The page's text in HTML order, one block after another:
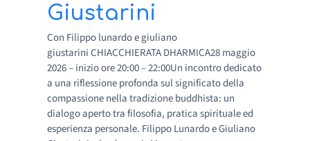
Giustarini
Con Filippo lunardo e giuliano
giustarini CHIACCHIERATA DHARMICA28 maggio
2026 – inizio ore 20:00 – 22:00Un incontro dedicato
a una riflessione profonda sul significato della
compassione nella tradizione buddhista: un
dialogo aperto tra filosofia, pratica spirituale ed
esperienza personale. Filippo Lunardo e Giuliano